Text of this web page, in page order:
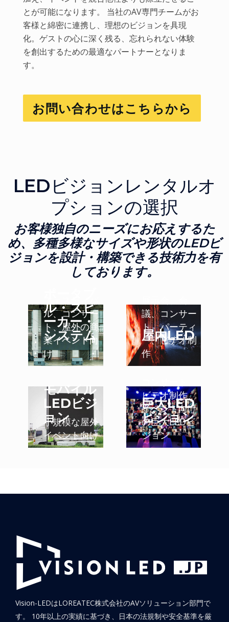
とが可能になります。 当社のAV専門チームがお
客様と綿密に連携し、理想のビジョンを具現
化。ゲストの心に深く残る、忘れられない体験
を創出するための最適なパートナーとなりま
す。
お問い合わせはこちらから
LEDビジョンレンタルオ
プションの選択
お客様独自のニーズにお応えするた
め、多種多様なサイズや形状のLEDビ
ジョンを設計・構築できる技術力を有
しております。
ル・スピ
ーカー・
システム
ル、コンサー
ト、屋外の商
業イベント向
け
屋内LED
議、コンサー
ト、パーティ
ー、ビデオ制
作
モバイル
LEDビジ
ョン
小規模な屋外
イベント向け
巨大LED
ビジョン
ビデオ制作、
イベント向け
の巨大LEDビ
ジョン
Vision-LEDはLOREATEC株式会社のAVソリューション部門で
す。 10年以上の実績に基づき、日本の法規制や安全基準を厳